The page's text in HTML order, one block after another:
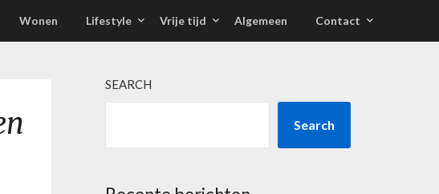
Wonen Lifestyle Vrije tijd Algemeen Contact
SEARCH
Search